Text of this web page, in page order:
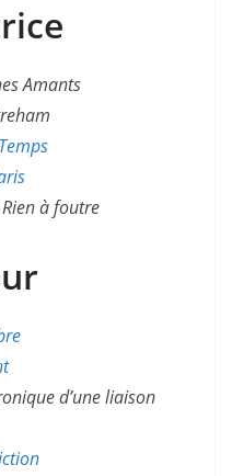
Amants
Rien à foutre
d’une liaison